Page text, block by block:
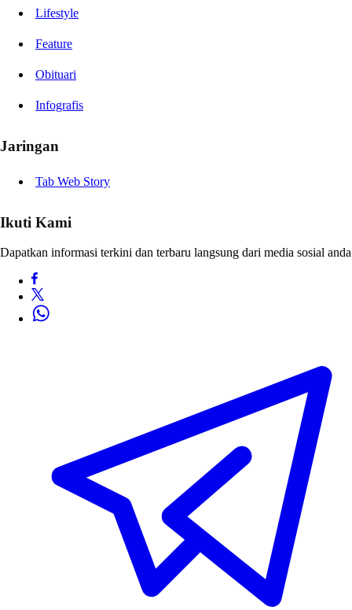
Lifestyle
Feature
Obituari
Infografis
Jaringan
Tab Web Story
Ikuti Kami
Dapatkan informasi terkini dan terbaru langsung dari media sosial anda